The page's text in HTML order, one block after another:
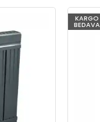
KARGO
BEDAVA